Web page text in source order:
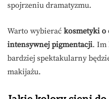
spojrzeniu dramatyzmu.
Warto wybierać kosmetyki o
intensywnej pigmentacji. Im
bardziej spektakularny
makijażu.